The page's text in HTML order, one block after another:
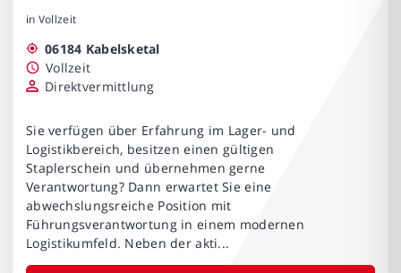
in Vollzeit
06184 Kabelsketal
Vollzeit
Direktvermittlung
Sie verfügen über Erfahrung im Lager- und
Logistikbereich, besitzen einen gültigen
Staplerschein und übernehmen gerne
Verantwortung? Dann erwartet Sie eine
abwechslungsreiche Position mit
Führungsverantwortung in einem modernen
Logistikumfeld. Neben der akti...